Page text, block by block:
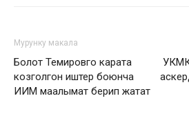
Мурунку макала
Болот Темировго карата
козголгон иштер боюнча
ИИМ маалымат берип жатат
УКМК